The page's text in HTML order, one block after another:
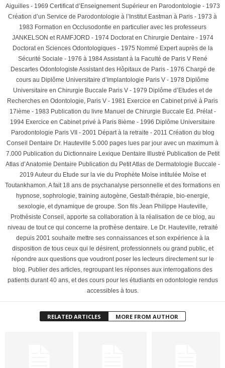
Aiguilles - 1969 Certificat d’Enseignement Supérieur en Parodontologie - 1973
Création d’un Service de Parodontologie à l’Institut Eastman à Paris - 1973 à
1983 Formation en Occlusodontie en particulier avec les professeurs
JANKELSON et RAMFJORD - 1974 Doctorat en Chirurgie Dentaire - 1974
Doctorat en Sciences Odontologiques - 1975 Nommé Expert auprès de la
Sécurité Sociale - 1976 à 1984 Assistant à la Faculté de Paris V René
Descartes Odontologiste Assistant des Hôpitaux de Paris - 1976 Chargé de
cours au Diplôme Universitaire d’Implantologie Paris V - 1978 Diplôme
Universitaire en Chirurgie Buccale Paris V - 1979 Diplôme d’Etudes et de
Recherches en Odontologie, Paris V - 1981 Exercice en Cabinet privé à Paris
17ième - 1983 Publication du livre Manuel de Chirurgie Buccale Ed. Prélat -
1994 Exercice en Cabinet privé à Paris 8ième - 1996 Diplôme Universitaire
Parodontologie Paris VII - 2001 Départ à la retraite - 2011 Création du blog
Conseil Dentaire Dr. Hauteville 5.000 pages lues par jour avec un maximum à
7.000 Publication du Dictionnaire Lexique Dentaire Illustré Publication de Petit
Atlas d’Anatomie Dentaire Publication du Petit Atlas de Dermatologie Buccale -
2019 Auteur du Etude sur la vie du Prophète Moïse intitulée Moïse et
Toutankhamon. A fait 18 ans de psychanalyse personnelle et des formations en
hypnose, sophrologie, training autogène, Gestalt-thérapie, bio-energie,
sexologie, et dynamique de groupe. Son fils Jean Philippe Hauteville,
Prothésiste Conseil, apporte sa collaboration à la réalisation de ce blog, au
niveau de tout ce qui concerne la prothèse dentaire. Le Dr. Hauteville, retraité
depuis 2001 souhaite mettre ses connaissances et son expérience à la
disposition de tous ceux qui le désirent, professionnels ou grand public, et
répondre aux questions que voudront poser les lecteurs directement sur le
blog. Publier des articles, regroupant les réponses aux interrogations des
patients durant 40 ans, et des cours pour les étudiants en odontologie rendus
accessibles à tous.
RELATED ARTICLES MORE FROM AUTHOR